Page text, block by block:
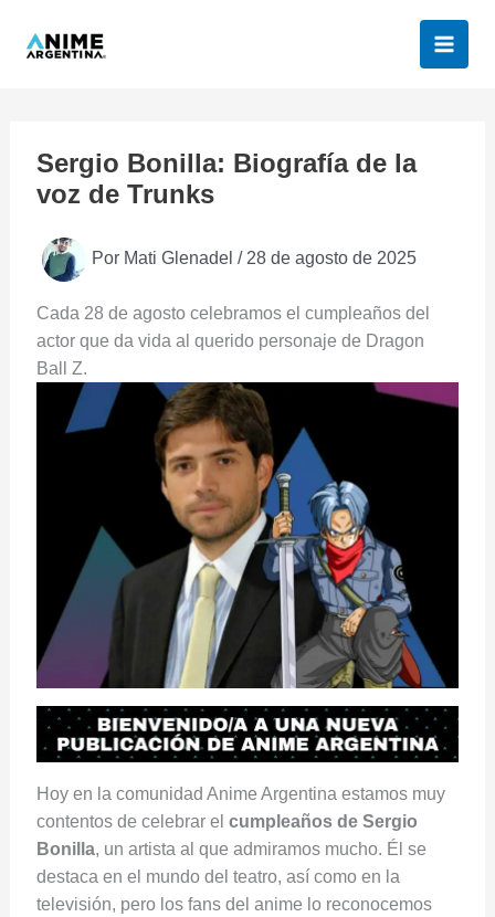
Sergio Bonilla: Biografía de la
voz de Trunks
Por Mati Glenadel / 28 de agosto de 2025
Cada 28 de agosto celebramos el cumpleaños del
actor que da vida al querido personaje de Dragon
Ball Z.
Hoy en la comunidad Anime Argentina estamos muy
contentos de celebrar el cumpleaños de Sergio
Bonilla, un artista al que admiramos mucho. Él se
destaca en el mundo del teatro, así como en la
televisión, pero los fans del anime lo reconocemos